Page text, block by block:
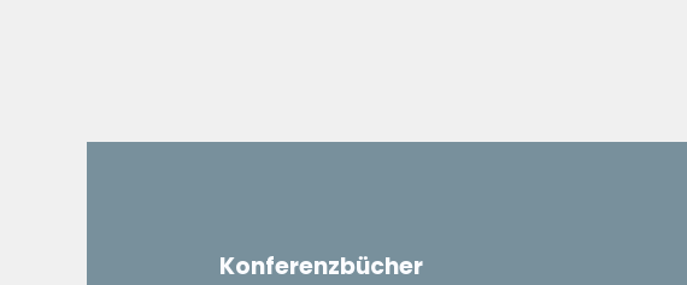
Konferenzbücher